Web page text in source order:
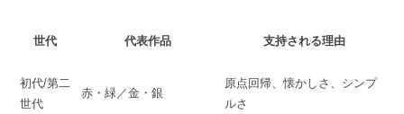
世代 代表作品 支持される理由
初代/第二
世代
赤・緑／金・銀
原点回帰、懐かしさ、シンプ
ルさ